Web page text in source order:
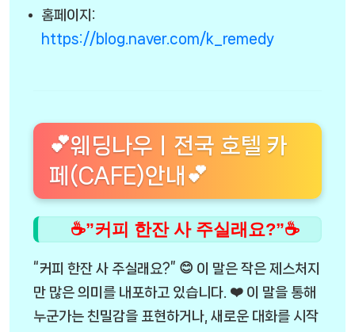
홈페이지:
https://blog.naver.com/k_remedy
💕웨딩나우ㅣ전국 호텔 카
페(CAFE)안내💕
☕”커피 한잔 사 주실래요?”☕
“커피 한잔 사 주실래요?” 😊 이 말은 작은 제스처지
만 많은 의미를 내포하고 있습니다. ❤️ 이 말을 통해
누군가는 친밀감을 표현하거나, 새로운 대화를 시작